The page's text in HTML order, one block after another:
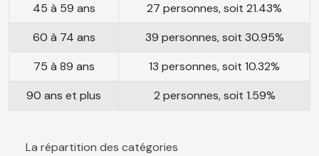
45 à 59 ans
27 personnes, soit 21.43%
60 à 74 ans
39 personnes, soit 30.95%
75 à 89 ans
13 personnes, soit 10.32%
90 ans et plus
2 personnes, soit 1.59%
La répartition des catégories